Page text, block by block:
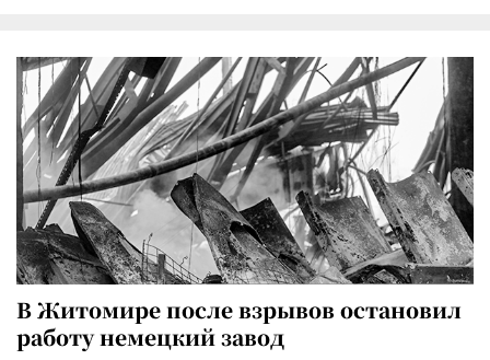
В Житомире после взрывов остановил
работу немецкий завод